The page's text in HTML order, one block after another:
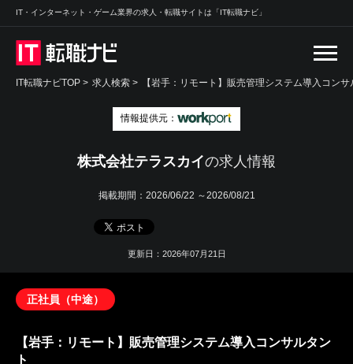
IT・インターネット・ゲーム業界の求人・転職サイトは「IT転職ナビ」
IT転職ナビTOP > 求人検索 > 【岩手：リモート】販売管理システム導入コン
情報提供元：
株式会社テラスカイの求人情報
掲載期間： 2026/06/22 ～2026/08/21
更新日：2026年07月21日
正社員（中途）
【岩手：リモート】販売管理システム導入コンサルタン
ト